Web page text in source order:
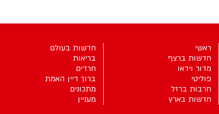
ראשי
חדשות ברצף
מדור וידאו
פוליטי
חרבות ברזל
חדשות בארץ
חדשות בעולם
בריאות
חרדים
ברוך דיין האמת
מתכונים
מעניין